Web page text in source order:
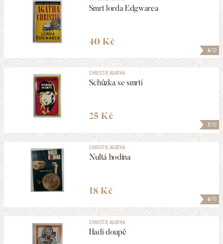
6/10
Smrt lorda Edgwarea
40 Kč
7/10
CHRISTIE AGATHA
Schůzka se smrtí
25 Kč
6/10
CHRISTIE AGATHA
Nultá hodina
18 Kč
CHRISTIE AGATHA
Hadí doupě